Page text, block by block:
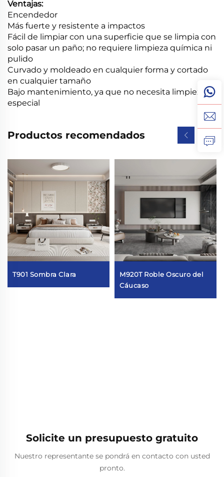
Ventajas:
Encendedor
Más fuerte y resistente a impactos
Fácil de limpiar con una superficie que se limpia con
solo pasar un paño; no requiere limpieza química ni
pulido
Curvado y moldeado en cualquier forma y cortado
en cualquier tamaño
Bajo mantenimiento, ya que no necesita limpieza
especial
Productos recomendados
T901 Sombra Clara
M920T Roble Oscuro del
Cáucaso
Solicite un presupuesto gratuito
Nuestro representante se pondrá en contacto con usted
pronto.